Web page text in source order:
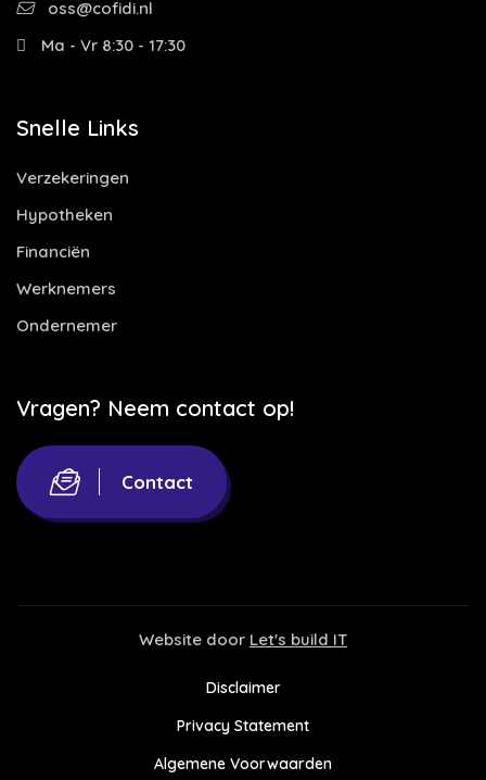
oss@cofidi.nl
Ma - Vr 8:30 - 17:30
Snelle Links
Verzekeringen
Hypotheken
Financiën
Werknemers
Ondernemer
Vragen? Neem contact op!
Contact
Website door Let's build IT
Disclaimer
Privacy Statement
Algemene Voorwaarden